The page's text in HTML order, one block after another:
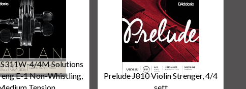
4/4M Solutions
E-1 Non-Whistling,
Prelude J810 Violin Strenger, 4/4